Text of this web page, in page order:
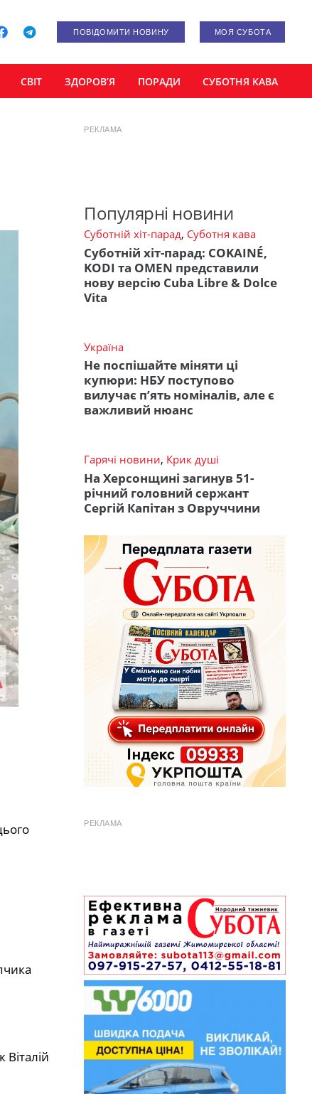
ПОВІДОМИТИ НОВИНУ МОЯ СУБОТА
СВІТ ЗДОРОВ’Я ПОРАДИ СУБОТНЯ КАВА
РЕКЛАМА
Популярні новини
Суботній хіт-парад, Суботня кава
Суботній хіт-парад: COKAINÉ,
KODI та OMEN представили
нову версію Cuba Libre & Dolce
Vita
Україна
Не поспішайте міняти ці
купюри: НБУ поступово
вилучає п’ять номіналів, але є
важливий нюанс
Гарячі новини, Крик душі
На Херсонщині загинув 51-
річний головний сержант
Сергій Капітан з Овруччини
РЕКЛАМА